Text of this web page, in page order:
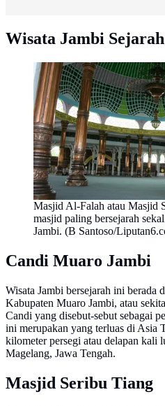
Wisata Jambi
Masjid Al-Falah atau Masjid
masjid paling bersejarah
Jambi. (B Santoso/
Candi Muaro Jambi
Wisata Jambi bersejarah ini berada
Kabupaten Muaro Jambi, atau
Candi yang disebut-sebut sebagai
ini merupakan yang terluas di Asia
kilometer persegi atau delapan kali
Magelang, Jawa Tengah.
Masjid Seribu Tiang